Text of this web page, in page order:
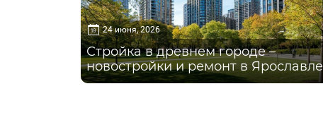
24 июня, 2026
Стройка в древнем городе –
новостройки и ремонт в Ярославле